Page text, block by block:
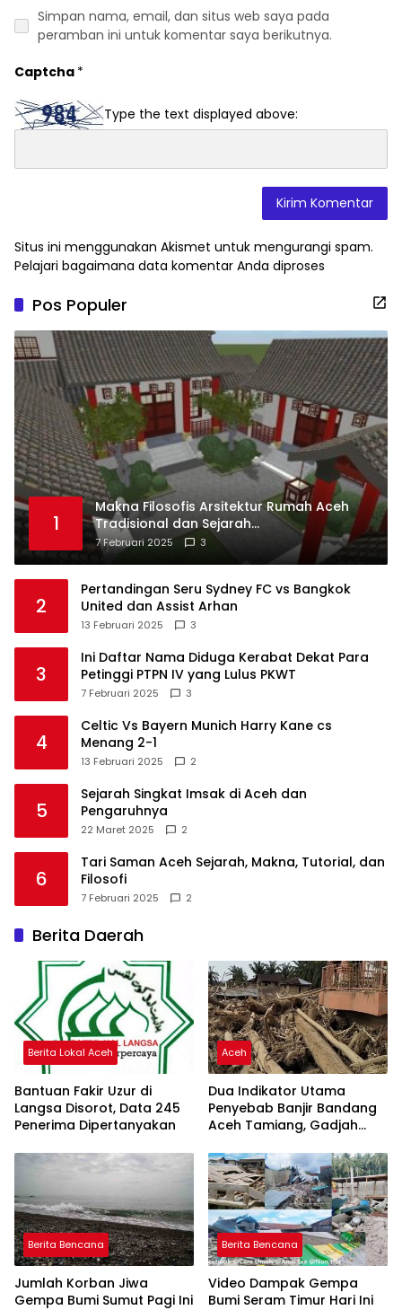
Simpan nama, email, dan situs web saya pada
peramban ini untuk komentar saya berikutnya.
Captcha *
Type the text displayed above:
Situs ini menggunakan Akismet untuk mengurangi spam.
Pelajari bagaimana data komentar Anda diproses
Pos Populer
1
Makna Filosofis Arsitektur Rumah Aceh
Tradisional dan Sejarah
Perkembangannya
7 Februari 2025 3
2
Pertandingan Seru Sydney FC vs Bangkok
United dan Assist Arhan
13 Februari 2025 3
3
Ini Daftar Nama Diduga Kerabat Dekat Para
Petinggi PTPN IV yang Lulus PKWT
7 Februari 2025 3
4
Celtic Vs Bayern Munich Harry Kane cs
Menang 2-1
13 Februari 2025 2
5
Sejarah Singkat Imsak di Aceh dan
Pengaruhnya
22 Maret 2025 2
6
Tari Saman Aceh Sejarah, Makna, Tutorial, dan
Filosofi
7 Februari 2025 2
Berita Daerah
Berita Lokal Aceh
Bantuan Fakir Uzur di
Langsa Disorot, Data 245
Penerima Dipertanyakan
Aceh
Dua Indikator Utama
Penyebab Banjir Bandang
Aceh Tamiang, Gadjah
DAS
Berita Bencana
Jumlah Korban Jiwa
Gempa Bumi Sumut Pagi Ini
Berita Bencana
Video Dampak Gempa
Bumi Seram Timur Hari Ini